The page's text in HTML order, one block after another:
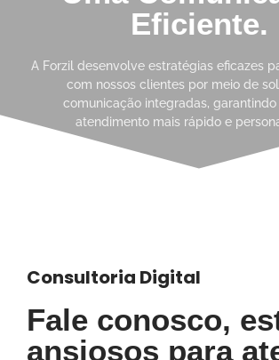
Eficiente.
A Forzil desenvolve estratégias eficazes
com nossos clientes por meio de
comunicação integradas, garantindo
atendimento mais rápido e
Consultoria Digital
Fale conosco,
ansiosos para